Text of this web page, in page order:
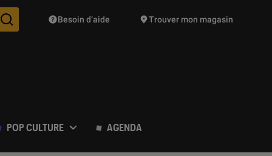
Des suggestions de produits vont vous être proposées
Besoin d’aide Trouver mon magasin
POP CULTURE AGENDA